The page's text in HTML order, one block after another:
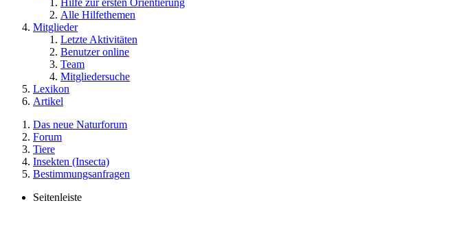
Alle Hilfethemen
Mitglieder
Letzte Aktivitäten
Benutzer online
Team
Mitgliedersuche
Lexikon
Artikel
Das neue Naturforum
Forum
Tiere
Insekten (Insecta)
Bestimmungsanfragen
Seitenleiste